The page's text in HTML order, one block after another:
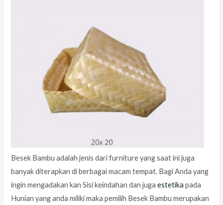
Besek Bambu adalah jenis dari furniture yang saat ini juga
banyak diterapkan di berbagai macam tempat. Bagi Anda yang
ingin mengadakan kan Sisi keindahan dan jugaestetika pada
Hunian yang anda miliki maka pemilih Besek Bambu merupakan